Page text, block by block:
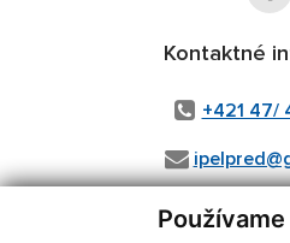
Kontaktné
+421 47/